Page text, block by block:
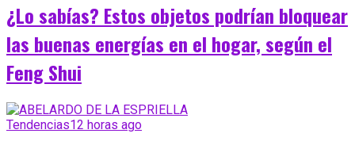
¿Lo sabías? Estos objetos podrían bloquear
las buenas energías en el hogar, según el
Feng Shui
Tendencias12 horas ago